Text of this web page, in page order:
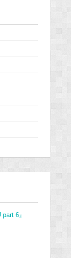
6』